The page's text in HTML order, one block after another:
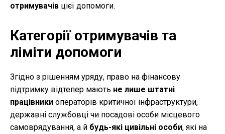
отримувачів цієї допомоги.
Категорії отримувачів та
ліміти допомоги
Згідно з рішенням уряду, право на фінансову
підтримку відтепер мають не лише штатні
працівники операторів критичної інфраструктури,
державні службовці чи посадові особи місцевого
самоврядування, а й будь-які цивільні особи, які на